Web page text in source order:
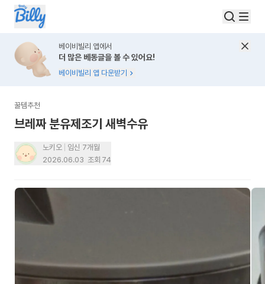
베이비빌리 앱에서
더 많은 베동글을 볼 수 있어요!
베이비빌리 앱 다운받기
꿀템추천
브레짜 분유제조기 새벽수유
노키오
임신 7개월
2026.06.03 조회 74